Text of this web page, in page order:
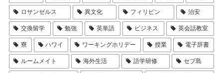
ロサンゼルス 異文化 フィリピン 治安
交換留学 勉強 英単語 ビジネス 英会話教室
寮 ハワイ ワーキングホリデー 授業 電子辞書
ルームメイト 海外生活 語学研修 セブ島